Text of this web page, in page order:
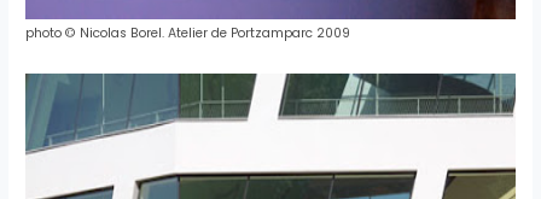
photo © Nicolas Borel.Atelier de Portzamparc 2009